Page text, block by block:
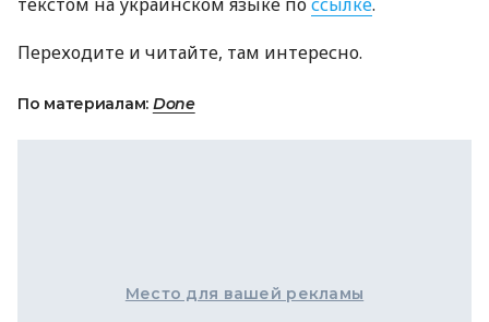
Переходите и читайте, там интересно.
По материалам: Done
Место для вашей рекламы